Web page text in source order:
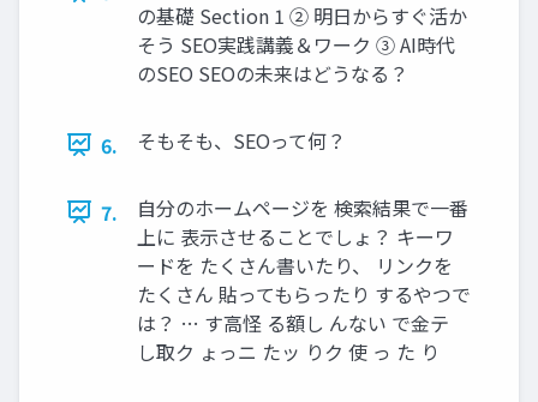
の基礎 Section 1 ② 明日からすぐ活か
そう SEO実践講義＆ワーク ③ AI時代
のSEO SEOの未来はどうなる？
6. そもそも、SEOって何？
7.
自分のホームページを 検索結果で一番
上に 表示させることでしょ？ キーワ
ードを たくさん書いたり、 リンクを
たくさん 貼ってもらったり するやつで
は？ … す高怪 る額し んない で金テ
し取ク ょっニ たッ りク 使 っ た り